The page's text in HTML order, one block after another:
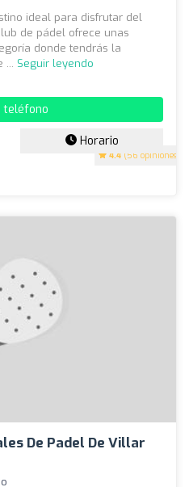
4.4 (56 opiniones)
ideal para disfrutar del
de pádel ofrece unas
donde tendrás la
... Seguir leyendo
teléfono
Horario
De Padel De Villar